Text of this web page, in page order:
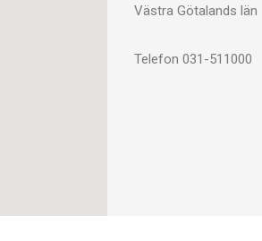
Västra Götalands län
Telefon 031-511000